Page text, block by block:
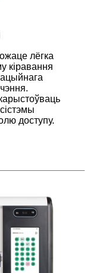
лёгка
кіравання
доступу.